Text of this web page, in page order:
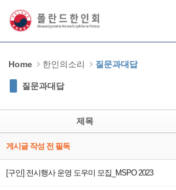
Home 한인의소리 질문과대답
질문과대답
제목
게시글 작성 전 필독
[구인] 전시행사 운영 도우미 모집_MSPO 2023